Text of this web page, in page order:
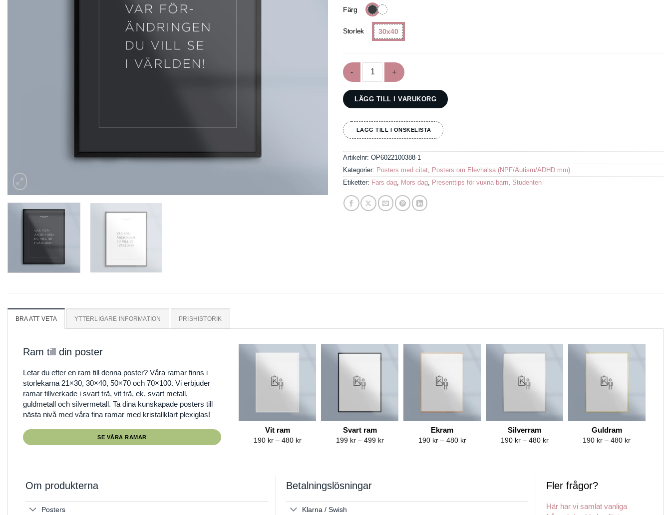
Färg
Storlek 30x40
LÄGG TILL I VARUKORG
LÄGG TILL I ÖNSKELISTA
Artikelnr: OP6022100388-1
Kategorier: Posters med citat, Posters om Elevhälsa (NPF/Autism/ADHD mm)
Etiketter: Fars dag, Mors dag, Presenttips för vuxna barn, Studenten
BRA ATT VETA YTTERLIGARE INFORMATION PRISHISTORIK
Ram till din poster
Letar du efter en ram till denna poster? Våra ramar finns i
storlekarna 21×30, 30×40, 50×70 och 70×100. Vi erbjuder
ramar tillverkade i svart trä, vit trä, ek, svart metall,
guldmetall och silvermetall. Ta dina kunskapade posters till
nästa nivå med våra fina ramar med kristallklart plexiglas!
SE VÅRA RAMAR
Vit ram
190 kr – 480 krPrice
Svart ram
199 kr – 499 krPrice
Ekram
190 kr – 480 krPrice
Silverram
190 kr – 480 krPrice
Guldram
190 kr – 480 krPrice
Om produkterna
Posters
Betalningslösningar
Klarna / Swish
Fler frågor?
Här har vi samlat vanliga